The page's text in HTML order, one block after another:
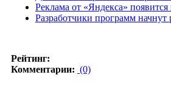
Реклама от «Яндекса»
Разработчики программ
Рейтинг:
Комментарии: (0)